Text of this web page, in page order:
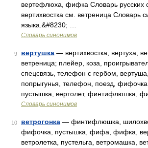
вертефлюха, фифка Словарь русских
вертихвостка см. ветреница Словарь
языка.&#8230; …
Словарь синонимов
9 вертушка — вертихвостка, вертуха,
ветреница; плейер, коза,
спецсвязь, телефон с гербом,
попрыгунья, телефон, поезд, фифочка,
пустышка, вертолет, финтифлюшка,
Словарь синонимов
10 ветрогонка — финтифлюшка,
фифочка, пустышка, фифа, фифка,
ветролетка, пустельга, ветромашка,